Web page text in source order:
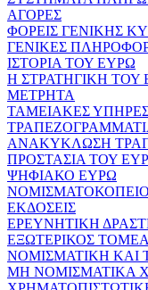
ΑΓΟΡΕΣ
ΦΟΡΕΙΣ ΓΕΝΙΚΗΣ
ΓΕΝΙΚΕΣ
ΙΣΤΟΡΙΑ ΤΟΥ ΕΥΡΩ
Η ΣΤΡΑΤΗΓΙΚΗ ΤΟΥ
ΜΕΤΡΗΤΑ
ΤΑΜΕΙΑΚΕΣ
ΑΝΑΚΥΚΛΩΣΗ
ΠΡΟΣΤΑΣΙΑ ΤΟΥ
ΨΗΦΙΑΚΟ ΕΥΡΩ
ΝΟΜΙΣΜΑΤΟΚΟΠΕΙΟ
ΕΚΔΟΣΕΙΣ
ΕΡΕΥΝΗΤΙΚΗ
ΕΞΩΤΕΡΙΚΟΣ
ΝΟΜΙΣΜΑΤΙΚΗ ΚΑΙ
ΜΗ ΝΟΜΙΣΜΑΤΙΚΑ